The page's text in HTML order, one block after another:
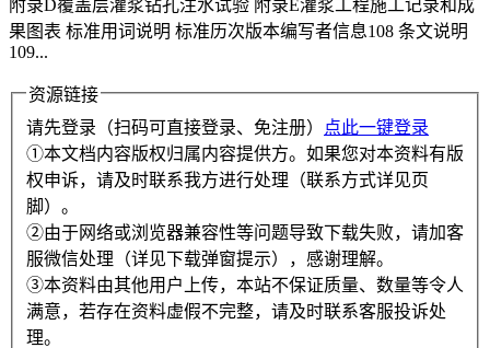
附录D覆盖层灌浆钻孔注水试验 附录E灌浆工程施工记录和成
果图表 标准用词说明 标准历次版本编写者信息108 条文说明
109...
资源链接
请先登录（扫码可直接登录、免注册）
点此一键登录
①本文档内容版权归属内容提供方。如果您对本资料有版
权申诉，请及时联系我方进行处理（联系方式详见页
脚）。
②由于网络或浏览器兼容性等问题导致下载失败，请加客
服微信处理（详见下载弹窗提示），感谢理解。
③本资料由其他用户上传，本站不保证质量、数量等令人
满意，若存在资料虚假不完整，请及时联系客服投诉处
理。